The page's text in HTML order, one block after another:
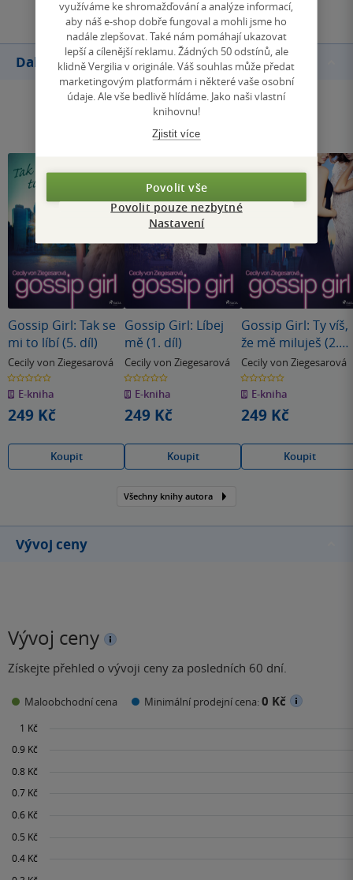
Další knihy autora
Gossip Girl: Tak se
mi to líbí (5. díl)
Cecily von Ziegesarová
0.0
z
5
hvězdiček
E-kniha
249 Kč
Koupit
Gossip Girl: Líbej
mě (1. díl)
Cecily von Ziegesarová
0.0
z
5
hvězdiček
E-kniha
249 Kč
Koupit
Gossip Girl: Ty víš,
že mě miluješ (2.
díl)
Cecily von Ziegesarová
0.0
z
5
hvězdiček
E-kniha
249 Kč
Koupit
Všechny knihy autora
Vývoj ceny
Vývoj ceny
Získejte přehled o vývoji ceny za posledních 60 dní.
Maloobchodní cena Minimální prodejní cena:0 Kč
využíváme ke shromažďování a analýze informací,
aby náš e-shop dobře fungoval a mohli jsme ho
nadále zlepšovat. Také nám pomáhají ukazovat
lepší a cílenější reklamu. Žádných 50 odstínů, ale
klidně Vergilia v originále. Váš souhlas může předat
marketingovým platformám i některé vaše osobní
údaje. Ale vše bedlivě hlídáme. Jako naši vlastní
knihovnu!
Zjistit více
Povolit vše
Povolit pouze nezbytné
Nastavení